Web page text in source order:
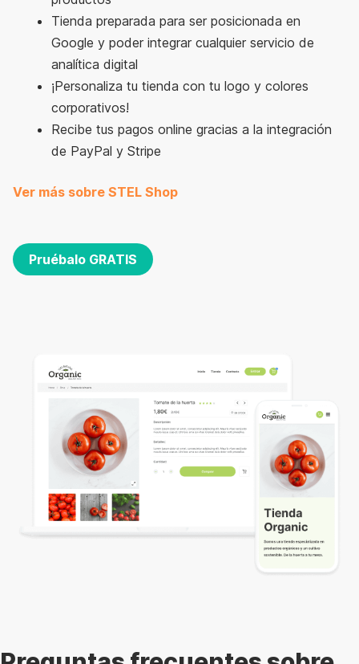
Tienda preparada para ser posicionada en
Google y poder integrar cualquier servicio de
analítica digital
¡Personaliza tu tienda con tu logo y colores
corporativos!
Recibe tus pagos online gracias a la integración
de PayPal y Stripe
Ver más sobre STEL Shop
Pruébalo GRATIS